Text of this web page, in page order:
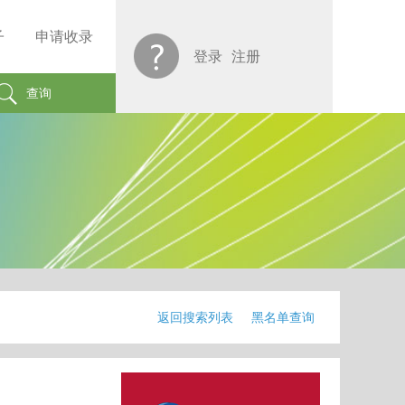
申请收录
查询
登录 注册
返回搜索列表 黑名单查询